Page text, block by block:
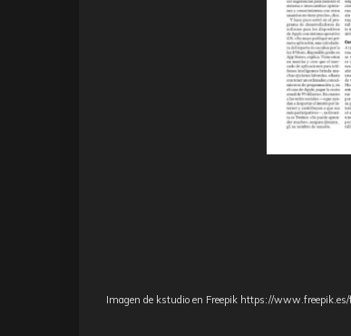
Imagen de kstudio en Freepik https://